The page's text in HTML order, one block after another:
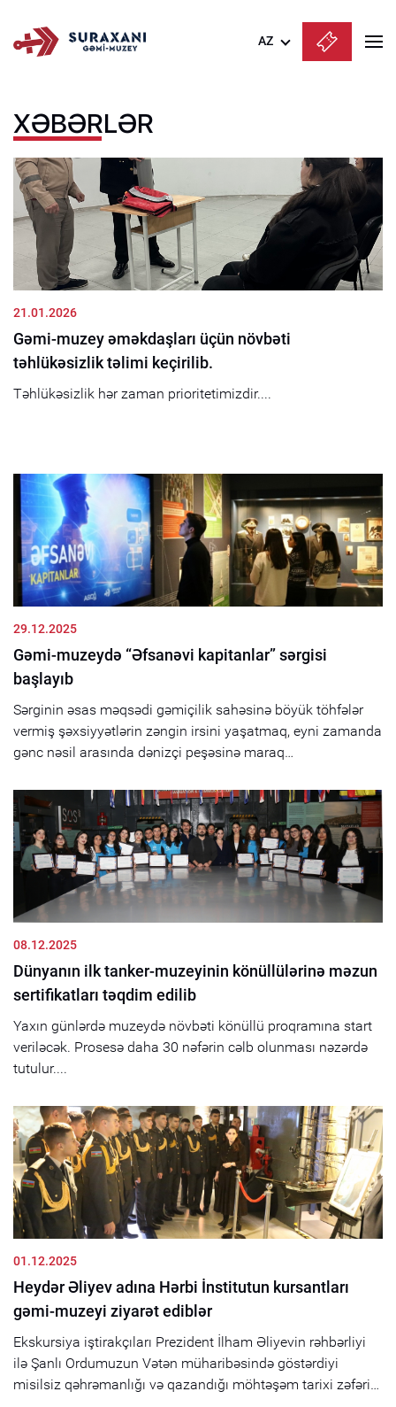
AZ
XƏBƏRLƏR
21.01.2026
Gəmi-muzey əməkdaşları üçün növbəti
təhlükəsizlik təlimi keçirilib.
Təhlükəsizlik hər zaman prioritetimizdir....
29.12.2025
Gəmi-muzeydə “Əfsanəvi kapitanlar” sərgisi
başlayıb
Sərginin əsas məqsədi gəmiçilik sahəsinə böyük töhfələr
vermiş şəxsiyyətlərin zəngin irsini yaşatmaq, eyni zamanda
gənc nəsil arasında dənizçi peşəsinə maraq
08.12.2025
Dünyanın ilk tanker-muzeyinin könüllülərinə məzun
sertifikatları təqdim edilib
Yaxın günlərdə muzeydə növbəti könüllü proqramına start
veriləcək. Prosesə daha 30 nəfərin cəlb olunması nəzərdə
tutulur....
01.12.2025
Heydər Əliyev adına Hərbi İnstitutun kursantları
gəmi-muzeyi ziyarət ediblər
Ekskursiya iştirakçıları Prezident İlham Əliyevin rəhbərliyi
ilə Şanlı Ordumuzun Vətən müharibəsində göstərdiyi
misilsiz qəhrəmanlığı və qazandığı möhtəşəm tarixi zəfəri